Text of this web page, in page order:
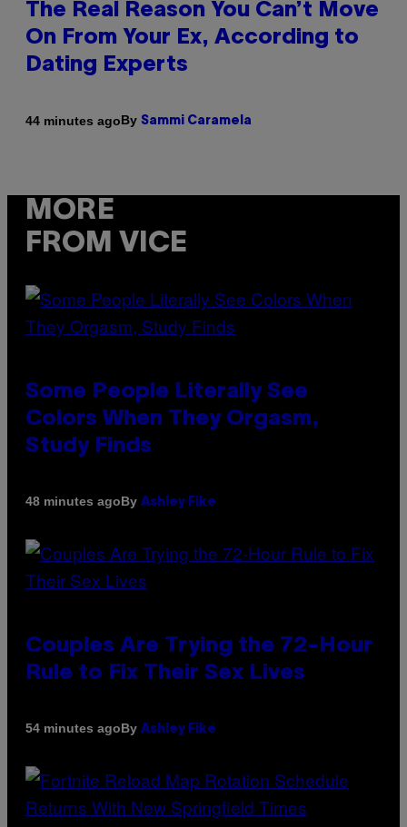
The Real Reason You Can’t Move
On From Your Ex, According to
Dating Experts
44 minutes agoBy Sammi Caramela
MORE
FROM VICE
Some People Literally See
Colors When They Orgasm,
Study Finds
48 minutes agoBy Ashley Fike
Couples Are Trying the 72-Hour
Rule to Fix Their Sex Lives
54 minutes agoBy Ashley Fike